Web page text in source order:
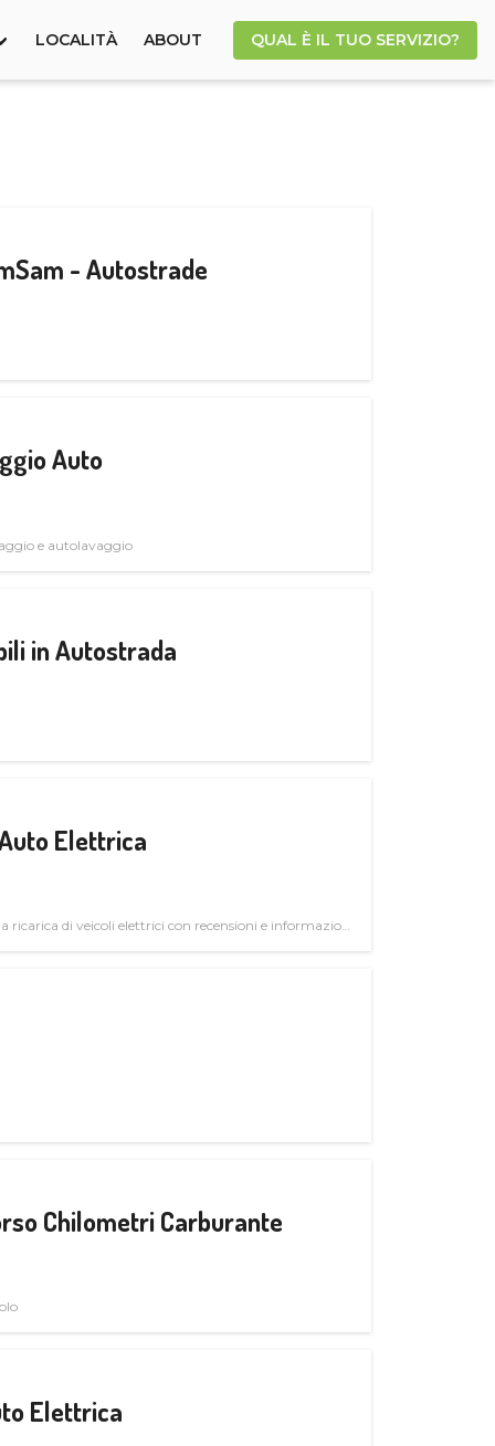
LOCALITÀ ABOUT QUAL È IL TUO SERVIZIO?
- Autostrade
Auto
e autolavaggio
in Autostrada
Elettrica
ricarica di veicoli elettrici con recensioni e informazioni
Chilometri Carburante
Elettrica